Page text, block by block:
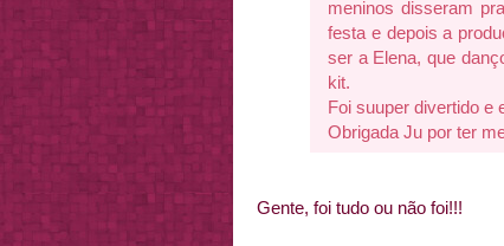
meninos disseram
festa e depois a
ser a Elena, que
kit.
Foi suuper divertido e
Obrigada Ju por ter
Gente, foi tudo ou não foi!!!